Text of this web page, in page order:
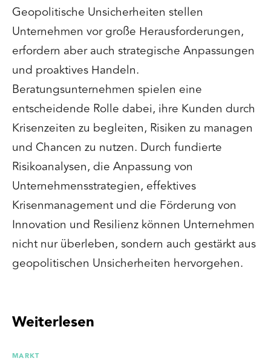
Geopolitische Unsicherheiten stellen
Unternehmen vor große Herausforderungen,
erfordern aber auch strategische Anpassungen
und proaktives Handeln.
Beratungsunternehmen spielen eine
entscheidende Rolle dabei, ihre Kunden durch
Krisenzeiten zu begleiten, Risiken zu managen
und Chancen zu nutzen. Durch fundierte
Risikoanalysen, die Anpassung von
Unternehmensstrategien, effektives
Krisenmanagement und die Förderung von
Innovation und Resilienz können Unternehmen
nicht nur überleben, sondern auch gestärkt aus
geopolitischen Unsicherheiten hervorgehen.
Weiterlesen
MARKT